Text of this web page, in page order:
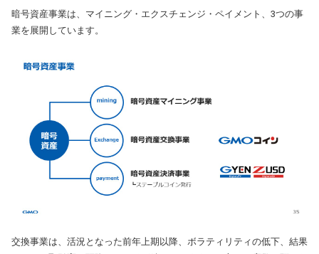
暗号資産事業は、マイニング・エクスチェンジ・ペイメント、3つの事
業を展開しています。
交換事業は、活況となった前年上期以降、ボラティリティの低下、結果